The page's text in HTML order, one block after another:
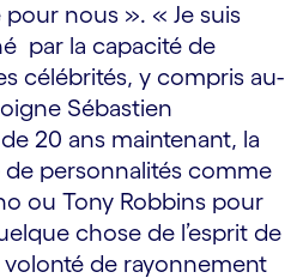
nous ». « Je suis
par la capacité de
célébrités, y compris au-
Sébastien
20 ans maintenant, la
personnalités comme
ou Tony Robbins pour
chose de l’esprit de
de rayonnement